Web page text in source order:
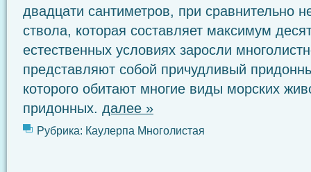
двадцати сантиметров, при сравнительно
ствола, которая составляет максимум
естественных условиях заросли
представляют собой причудливый
которого обитают многие виды морских
придонных. далее »
Рубрика: Каулерпа Многолистая